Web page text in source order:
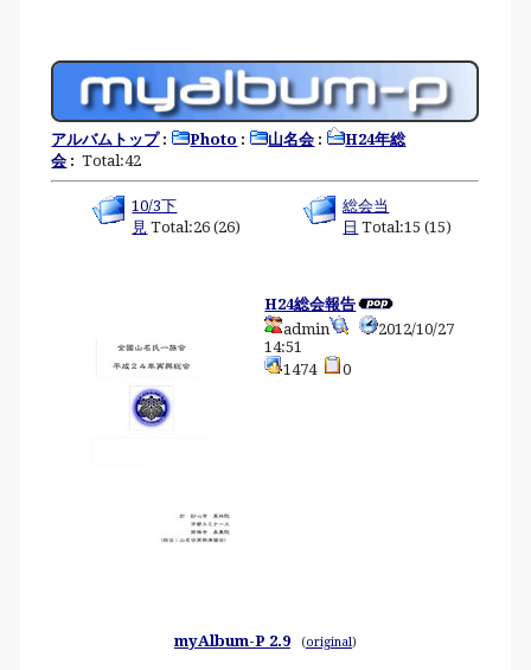
アルバムトップ: Photo : 山名会 :
H24年総
会 : Total:42
10/3下
見 Total:26 (26)
総会当
日 Total:15 (15)
H24総会報告
admin
2012/10/27
14:51
1474
0
myAlbum-P 2.9 (original)